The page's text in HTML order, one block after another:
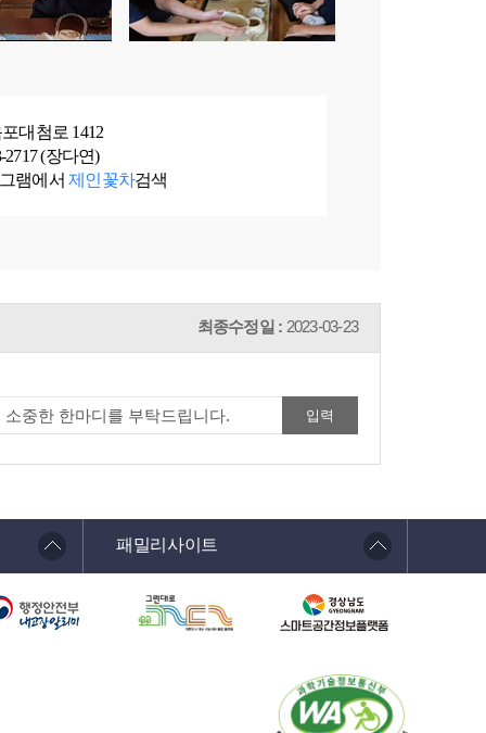
대첨로 1412
2717 (장다연)
램에서 제인꽃차검색
최종수정일 : 2023-03-23
패밀리사이트